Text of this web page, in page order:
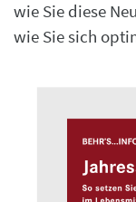
wie Sie diese
wie Sie sich